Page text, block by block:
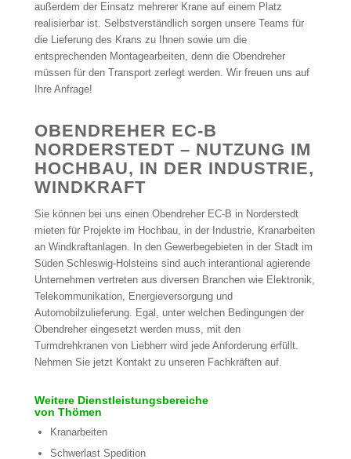
außerdem der Einsatz mehrerer Krane auf einem Platz
realisierbar ist. Selbstverständlich sorgen unsere Teams für
die Lieferung des Krans zu Ihnen sowie um die
entsprechenden Montagearbeiten, denn die Obendreher
müssen für den Transport zerlegt werden. Wir freuen uns auf
Ihre Anfrage!
OBENDREHER EC-B
NORDERSTEDT – NUTZUNG IM
HOCHBAU, IN DER INDUSTRIE,
WINDKRAFT
Sie können bei uns einen Obendreher EC-B in Norderstedt
mieten für Projekte im Hochbau, in der Industrie, Kranarbeiten
an Windkraftanlagen. In den Gewerbegebieten in der Stadt im
Süden Schleswig-Holsteins sind auch interantional agierende
Unternehmen vertreten aus diversen Branchen wie Elektronik,
Telekommunikation, Energieversorgung und
Automobilzulieferung. Egal, unter welchen Bedingungen der
Obendreher eingesetzt werden muss, mit den
Turmdrehkranen von Liebherr wird jede Anforderung erfüllt.
Nehmen Sie jetzt Kontakt zu unseren Fachkräften auf.
Weitere Dienstleistungsbereiche
von Thömen
Kranarbeiten
Schwerlast Spedition